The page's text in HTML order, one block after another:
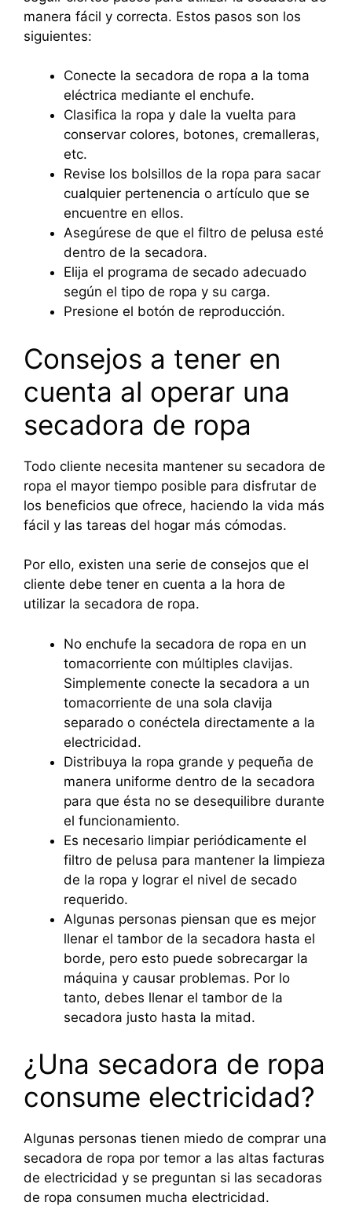
manera fácil y correcta. Estos pasos son los
siguientes:
Conecte la secadora de ropa a la toma
eléctrica mediante el enchufe.
Clasifica la ropa y dale la vuelta para
conservar colores, botones, cremalleras,
etc.
Revise los bolsillos de la ropa para sacar
cualquier pertenencia o artículo que se
encuentre en ellos.
Asegúrese de que el filtro de pelusa esté
dentro de la secadora.
Elija el programa de secado adecuado
según el tipo de ropa y su carga.
Presione el botón de reproducción.
Consejos a tener en
cuenta al operar una
secadora de ropa
Todo cliente necesita mantener su secadora de
ropa el mayor tiempo posible para disfrutar de
los beneficios que ofrece, haciendo la vida más
fácil y las tareas del hogar más cómodas.
Por ello, existen una serie de consejos que el
cliente debe tener en cuenta a la hora de
utilizar la secadora de ropa.
No enchufe la secadora de ropa en un
tomacorriente con múltiples clavijas.
Simplemente conecte la secadora a un
tomacorriente de una sola clavija
separado o conéctela directamente a la
electricidad.
Distribuya la ropa grande y pequeña de
manera uniforme dentro de la secadora
para que ésta no se desequilibre durante
el funcionamiento.
Es necesario limpiar periódicamente el
filtro de pelusa para mantener la limpieza
de la ropa y lograr el nivel de secado
requerido.
Algunas personas piensan que es mejor
llenar el tambor de la secadora hasta el
borde, pero esto puede sobrecargar la
máquina y causar problemas. Por lo
tanto, debes llenar el tambor de la
secadora justo hasta la mitad.
¿Una secadora de ropa
consume electricidad?
Algunas personas tienen miedo de comprar una
secadora de ropa por temor a las altas facturas
de electricidad y se preguntan si las secadoras
de ropa consumen mucha electricidad.